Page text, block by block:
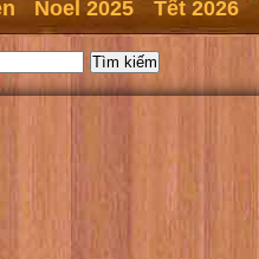
Noel 2025 Tết 2026